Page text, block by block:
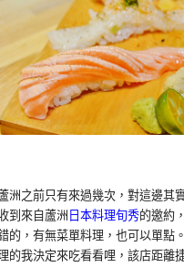
洲之前只有來過幾次，對這邊其
到來自蘆洲 日本料理旬秀的邀約
的，有無菜單料理，也可以單點
的我決定來吃看看哩，該店距離